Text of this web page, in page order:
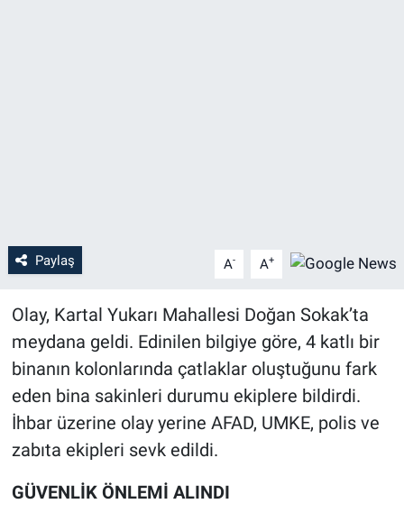
Paylaş A- A+
Olay, Kartal Yukarı Mahallesi Doğan Sokak’ta
meydana geldi. Edinilen bilgiye göre, 4 katlı bir
binanın kolonlarında çatlaklar oluştuğunu fark
eden bina sakinleri durumu ekiplere bildirdi.
İhbar üzerine olay yerine AFAD, UMKE, polis ve
zabıta ekipleri sevk edildi.
GÜVENLİK ÖNLEMİ ALINDI